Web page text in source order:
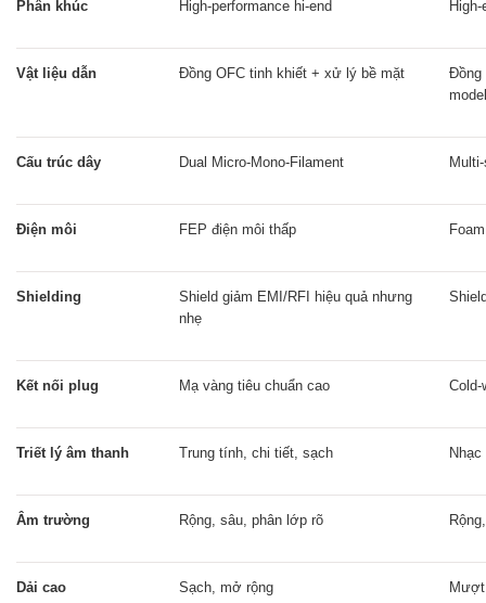
Phân khúc High-performance hi-end High-
Vật liệu dẫn Đồng OFC tinh khiết + xử lý bề mặt
Đồng
Cấu trúc dây Dual Micro-Mono-Filament
Điện môi FEP điện môi thấp
Shielding
Shield giảm EMI/RFI hiệu quả nhưng
nhẹ
Kết nối plug Mạ vàng tiêu chuẩn cao
Triết lý âm thanh Trung tính, chi tiết, sạch
Âm trường Rộng, sâu, phân lớp rõ
Dải cao Sạch, mở rộng